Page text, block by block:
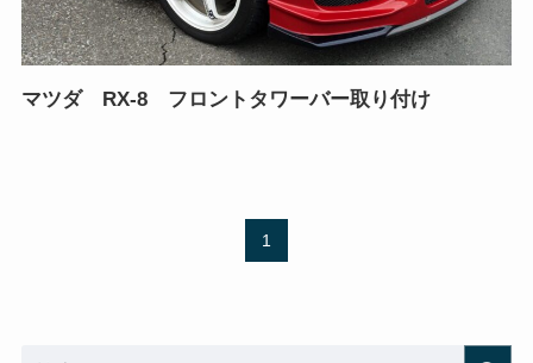
マツダ RX-8 フロントタワーバー取り付け
1